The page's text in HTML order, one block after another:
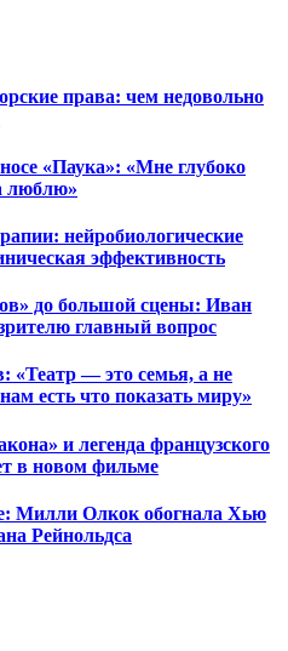
права: чем недовольно
«Паука»: «Мне глубоко
люблю»
нейробиологические
эффективность
до большой сцены: Иван
главный вопрос
«Театр — это семья, а не
есть что показать миру»
и легенда французского
в новом фильме
Милли Олкок обогнала Хью
Рейнольдса